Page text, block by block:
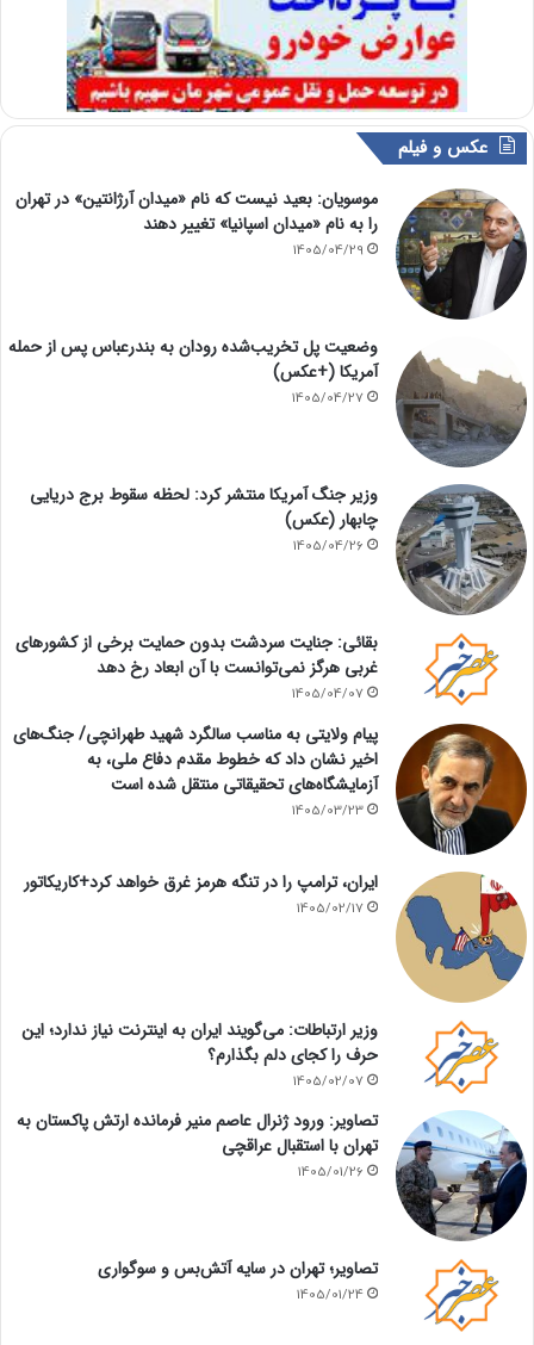
عکس و فیلم
موسویان: بعید نیست که نام «میدان آرژانتین» در تهران
را به نام «میدان اسپانیا» تغییر دهند
1405/04/29
وضعیت پل تخریب‌شده رودان به بندرعباس پس از حمله
آمریکا (+عکس)
1405/04/27
وزیر جنگ آمریکا منتشر کرد: لحظه سقوط برج دریایی
چابهار (عکس)
1405/04/26
بقائی: جنایت سردشت بدون حمایت برخی از کشورهای
غربی هرگز نمی‌توانست با آن ابعاد رخ دهد
1405/04/07
پیام ولایتی به مناسب سالگرد شهید طهرانچی/ جنگ‌های
اخیر نشان داد که خطوط مقدم دفاع ملی، به
آزمایشگاه‌های تحقیقاتی منتقل شده است
1405/03/23
ایران، ترامپ را در تنگه هرمز غرق خواهد کرد+کاریکاتور
1405/02/17
وزیر ارتباطات: می‌گویند ایران به اینترنت نیاز ندارد؛ این
حرف را کجای دلم بگذارم؟
1405/02/07
تصاویر: ورود ژنرال عاصم منیر فرمانده ارتش پاکستان به
تهران با استقبال عراقچی
1405/01/26
تصاویر؛ تهران در سایه آتش‌بس و سوگواری
1405/01/24